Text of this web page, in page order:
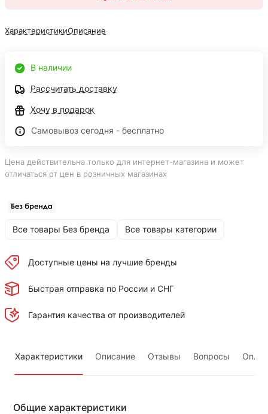
ХарактеристикиОписание
В наличии
Рассчитать доставку
Хочу в подарок
Самовывоз сегодня - бесплатно
Цена действительна только для интернет-магазина и может
отличаться от цен в розничных магазинах
Все товары Без бренда Все товары категории
Доступные цены на лучшие бренды
Быстрая отправка по России и СНГ
Гарантия качества от производителей
Характеристики Описание Отзывы Вопросы
Общие характеристики